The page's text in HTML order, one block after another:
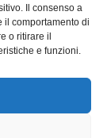
Il consenso a
il comportamento di
o ritirare il
e funzioni.
Filippo
Andrea